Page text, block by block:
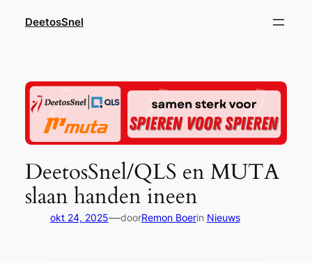
DeetosSnel
DeetosSnel/QLS en MUTA
slaan handen ineen
okt 24, 2025—doorRemon Boerin Nieuws